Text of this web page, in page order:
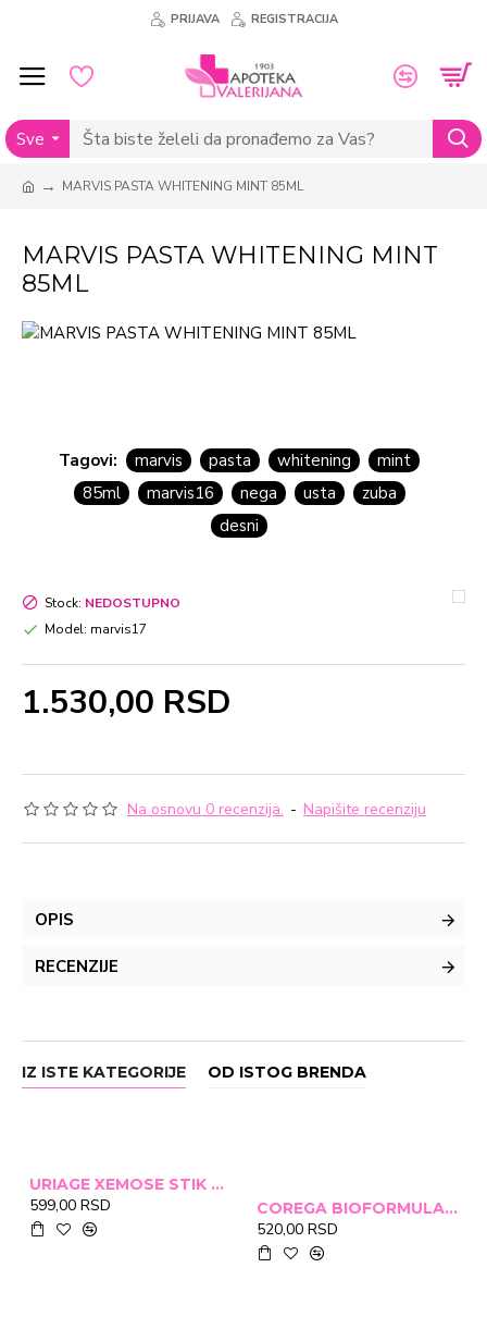
PRIJAVA REGISTRACIJA
Sve
MARVIS PASTA WHITENING MINT 85ML
MARVIS PASTA WHITENING MINT
85ML
Tagovi: marvis pasta whitening
mint
85ml
marvis16 nega usta
zuba
desni
Na osnovu 0 recenzija. - Napišite recenziju
1.530,00 RSD
Stock: NEDOSTUPNO
Model: marvis17
OPIS
RECENZIJE
IZ ISTE KATEGORIJE OD ISTOG BRENDA
URIAGE XEMOSE STIK ZA USNE 4G
599,00 RSD COREGA BIOFORMULA TABLETE ZA PROTEZU A30
520,00 RSD